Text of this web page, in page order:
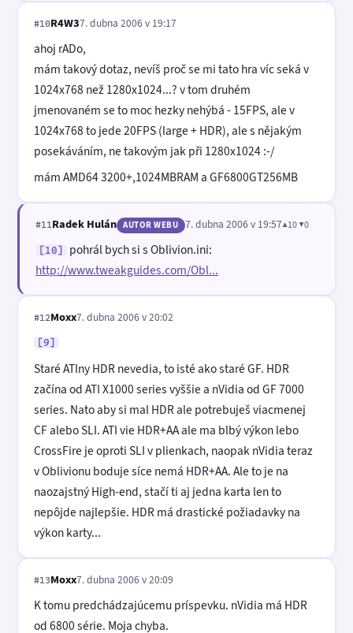
#10R4W37. dubna 2006 v 19:17
ahoj rADo,
mám takový dotaz, nevíš proč se mi tato hra víc seká v
1024x768 než 1280x1024...? v tom druhém
jmenovaném se to moc hezky nehýbá - 15FPS, ale v
1024x768 to jede 20FPS (large + HDR), ale s nějakým
posekáváním, ne takovým jak při 1280x1024 :-/
mám AMD64 3200+,1024MBRAM a GF6800GT256MB
#11Radek Hulán AUTOR WEBU 7. dubna 2006 v 19:57▲10 ▼0
[10]
pohrál bych si s Oblivion.ini:
http://www.tweakguides.com/Obl...
#12Moxx7. dubna 2006 v 20:02
[9]
Staré ATIny HDR nevedia, to isté ako staré GF. HDR
začína od ATI X1000 series vyššie a nVidia od GF 7000
series. Nato aby si mal HDR ale potrebuješ viacmenej
CF alebo SLI. ATI vie HDR+AA ale ma blbý výkon lebo
CrossFire je oproti SLI v plienkach, naopak nVidia teraz
v Oblivionu boduje síce nemá HDR+AA. Ale to je na
naozajstný High-end, stačí ti aj jedna karta len to
nepôjde najlepšie. HDR má drastické požiadavky na
výkon karty...
#13Moxx7. dubna 2006 v 20:09
K tomu predchádzajúcemu príspevku. nVidia má HDR
od 6800 série. Moja chyba.